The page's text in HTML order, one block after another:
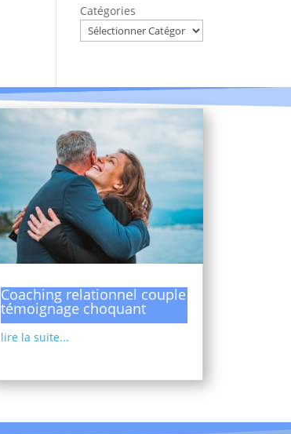
Catégories
Coaching relationnel couple
témoignage choquant
lire la suite...